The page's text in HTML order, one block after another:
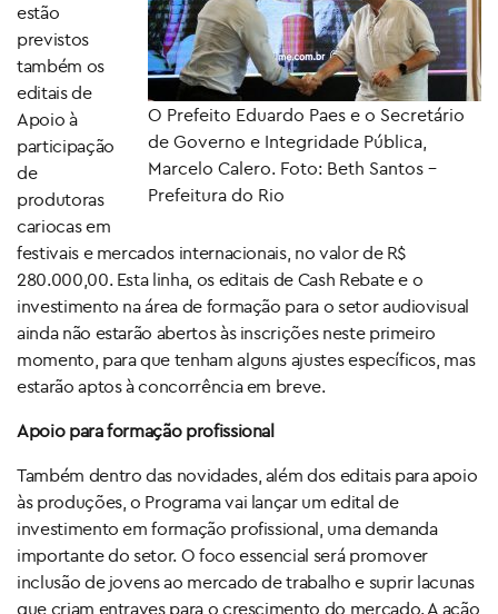
O Prefeito Eduardo Paes e o Secretário
de Governo e Integridade Pública,
Marcelo Calero. Foto: Beth Santos –
Prefeitura do Rio
estão
previstos
também os
editais de
Apoio à
participação
de
produtoras
cariocas em
festivais e mercados internacionais, no valor de R$
280.000,00. Esta linha, os editais de Cash Rebate e o
investimento na área de formação para o setor audiovisual
ainda não estarão abertos às inscrições neste primeiro
momento, para que tenham alguns ajustes específicos, mas
estarão aptos à concorrência em breve.
Apoio para formação profissional
Também dentro das novidades, além dos editais para apoio
às produções, o Programa vai lançar um edital de
investimento em formação profissional, uma demanda
importante do setor. O foco essencial será promover
inclusão de jovens ao mercado de trabalho e suprir lacunas
que criam entraves para o crescimento do mercado. A ação